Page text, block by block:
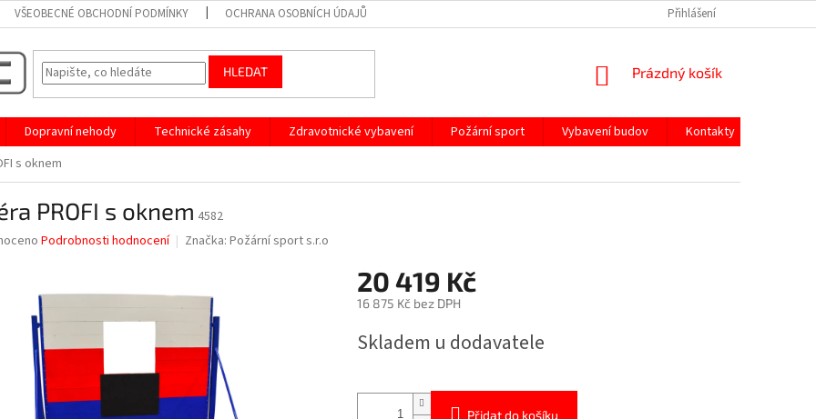
VŠEOBECNÉ OBCHODNÍ PODMÍNKY OCHRANA OSOBNÍCH ÚDAJŮ Přihlášení
HLEDAT
NÁKUPNÍ
Prázdný košík
Dopravní nehody Technické zásahy Zdravotnické vybavení Požární sport Vybavení budov
Kontakty
s oknem
PROFI s oknem 4582
Podrobnosti hodnocení Značka: Požární sport s.r.o
20 419 Kč
16 875 Kč bez DPH
cena:
Skladem u dodavatele
Přidat do košíku